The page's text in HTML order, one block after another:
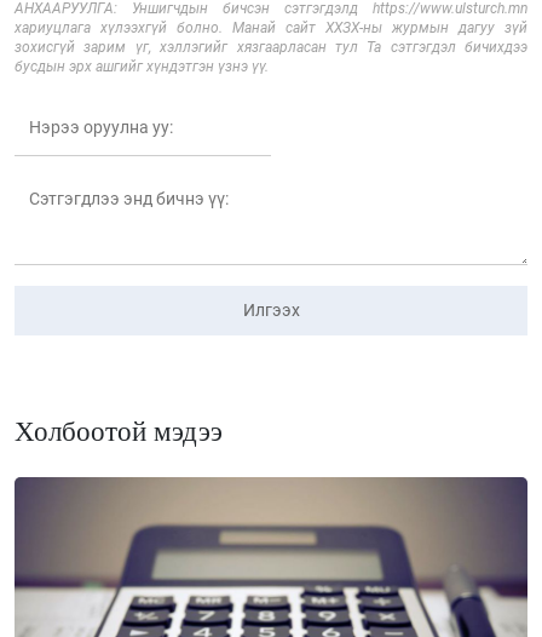
АНХААРУУЛГА: Уншигчдын бичсэн сэтгэгдэлд https://www.ulsturch.mn
хариуцлага хүлээхгүй болно. Манай сайт ХХЗХ-ны журмын дагуу зүй
зохисгүй зарим үг, хэллэгийг хязгаарласан тул Та сэтгэгдэл бичихдээ
бусдын эрх ашгийг хүндэтгэн үзнэ үү.
Илгээх
Холбоотой мэдээ